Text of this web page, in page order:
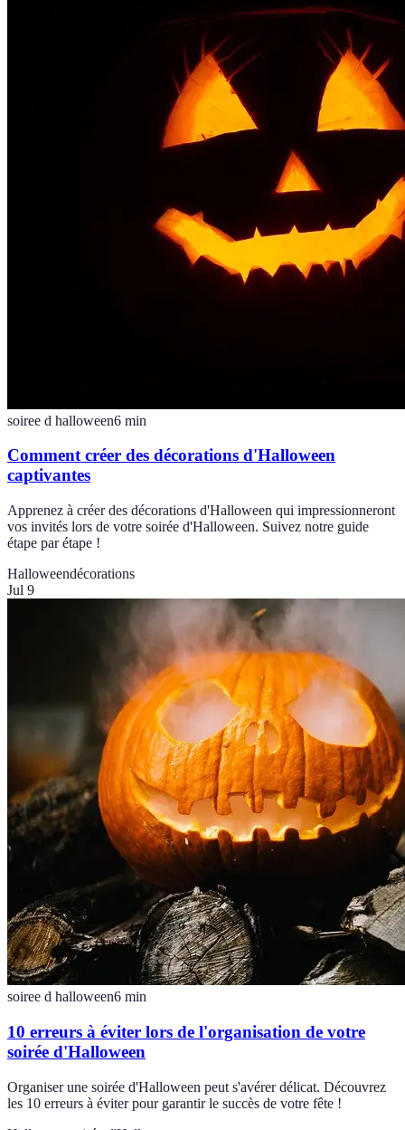
soiree d halloween6 min
Comment créer des décorations d'Halloween
captivantes
Apprenez à créer des décorations d'Halloween qui impressionneront
vos invités lors de votre soirée d'Halloween. Suivez notre guide
étape par étape !
Halloweendécorations
Jul 9
soiree d halloween6 min
10 erreurs à éviter lors de l'organisation de votre
soirée d'Halloween
Organiser une soirée d'Halloween peut s'avérer délicat. Découvrez
les 10 erreurs à éviter pour garantir le succès de votre fête !